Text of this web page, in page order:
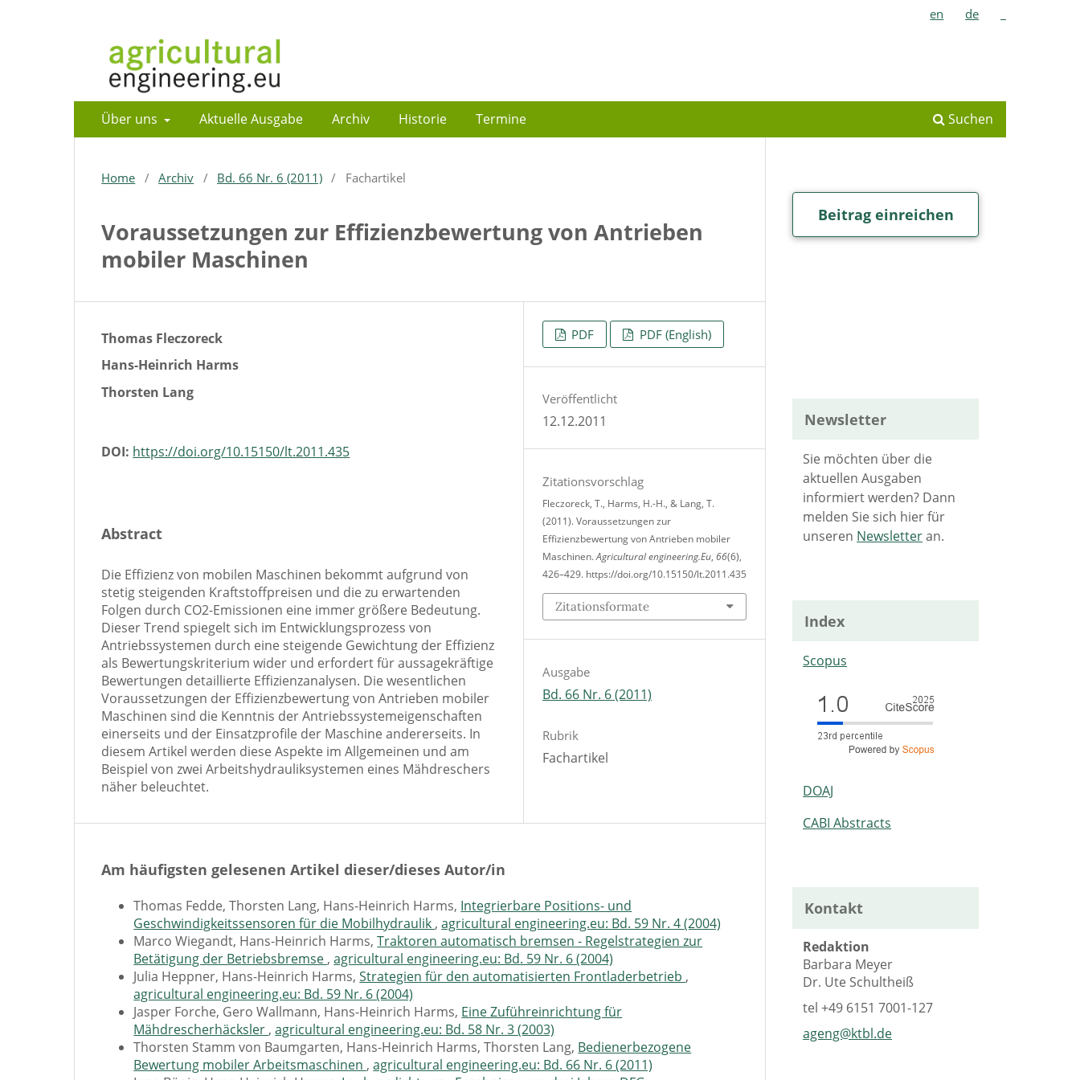
Über uns Aktuelle Ausgabe Archiv Historie Termine Suchen
en de
Home / Archiv / Bd. 66 Nr. 6 (2011) / Fachartikel
Voraussetzungen zur Effizienzbewertung von Antrieben
mobiler Maschinen
Thomas Fleczoreck
Hans-Heinrich Harms
Thorsten Lang
DOI: https://doi.org/10.15150/lt.2011.435
Abstract
Die Effizienz von mobilen Maschinen bekommt aufgrund von
stetig steigenden Kraftstoffpreisen und die zu erwartenden
Folgen durch CO2-Emissionen eine immer größere Bedeutung.
Dieser Trend spiegelt sich im Entwicklungsprozess von
Antriebssystemen durch eine steigende Gewichtung der Effizienz
als Bewertungskriterium wider und erfordert für aussagekräftige
Bewertungen detaillierte Effizienzanalysen. Die wesentlichen
Voraussetzungen der Effizienzbewertung von Antrieben mobiler
Maschinen sind die Kenntnis der Antriebssystemeigenschaften
einerseits und der Einsatzprofile der Maschine andererseits. In
diesem Artikel werden diese Aspekte im Allgemeinen und am
Beispiel von zwei Arbeitshydrauliksystemen eines Mähdreschers
näher beleuchtet.
PDF PDF (English)
Veröffentlicht
12.12.2011
Zitationsvorschlag
Fleczoreck, T., Harms, H.-H., & Lang, T.
(2011). Voraussetzungen zur
Effizienzbewertung von Antrieben mobiler
Maschinen.Agricultural engineering.Eu, 66(6),
426–429. https://doi.org/10.15150/lt.2011.435
Zitationsformate
Ausgabe
Bd. 66 Nr. 6 (2011)
Rubrik
Fachartikel
Am häufigsten gelesenen Artikel dieser/dieses Autor/in
Thomas Fedde, Thorsten Lang, Hans-Heinrich Harms, Integrierbare Positions- und
Geschwindigkeitssensoren für die Mobilhydraulik ,agricultural engineering.eu: Bd. 59 Nr. 4 (2004)
Marco Wiegandt, Hans-Heinrich Harms,Traktoren automatisch bremsen - Regelstrategien zur
Betätigung der Betriebsbremse ,agricultural engineering.eu: Bd. 59 Nr. 6 (2004)
Julia Heppner, Hans-Heinrich Harms,Strategien für den automatisierten Frontladerbetrieb ,
agricultural engineering.eu: Bd. 59 Nr. 6 (2004)
Jasper Forche, Gero Wallmann, Hans-Heinrich Harms, Eine Zuführeinrichtung für
Mähdrescherhäcksler ,agricultural engineering.eu: Bd. 58 Nr. 3 (2003)
Thorsten Stamm von Baumgarten, Hans-Heinrich Harms, Thorsten Lang, Bedienerbezogene
Bewertung mobiler Arbeitsmaschinen ,agricultural engineering.eu: Bd. 66 Nr. 6 (2011)
Beitrag einreichen
Newsletter
Sie möchten über die
aktuellen Ausgaben
informiert werden? Dann
melden Sie sich hier für
unseren Newsletteran.
Index
Scopus
DOAJ
CABI Abstracts
Kontakt
Redaktion
Barbara Meyer
Dr. Ute Schultheiß
tel+49 6151 7001-127
ageng@ktbl.de